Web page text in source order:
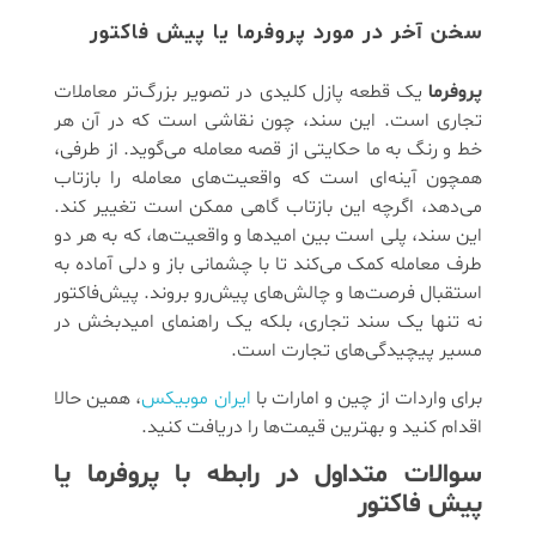
سخن آخر در مورد پروفرما یا پیش فاکتور
پروفرما یک قطعه پازل کلیدی در تصویر بزرگ‌تر معاملات
تجاری است. این سند، چون نقاشی است که در آن هر
خط و رنگ به ما حکایتی از قصه معامله می‌گوید. از طرفی،
همچون آینه‌ای است که واقعیت‌های معامله را بازتاب
می‌دهد، اگرچه این بازتاب گاهی ممکن است تغییر کند.
این سند، پلی است بین امیدها و واقعیت‌ها، که به هر دو
طرف معامله کمک می‌کند تا با چشمانی باز و دلی آماده به
استقبال فرصت‌ها و چالش‌های پیش‌رو بروند. پیش‌فاکتور
نه تنها یک سند تجاری، بلکه یک راهنمای امیدبخش در
مسیر پیچیدگی‌های تجارت است.
برای واردات از چین و امارات با ایران موبیکس، همین حالا
اقدام کنید و بهترین قیمت‌ها را دریافت کنید.
سوالات متداول در رابطه با پروفرما یا
پیش فاکتور